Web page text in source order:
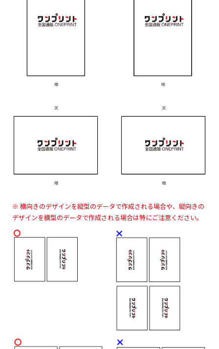
※ 横向きのデザインを縦型のデータで作成される場合や、縦向きの
デザインを横型のデータで作成される場合は特にご注意ください。